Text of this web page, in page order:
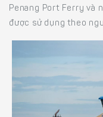
Penang Port Ferry và
được sử dụng theo